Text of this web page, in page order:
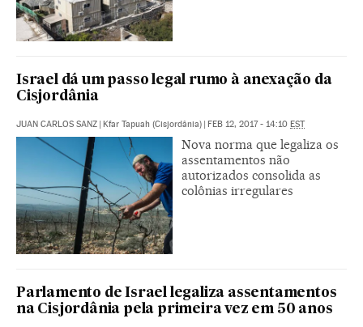
Israel dá um passo legal rumo à anexação da
Cisjordânia
JUAN CARLOS SANZ | Kfar Tapuah (Cisjordânia) | FEB 12, 2017 - 14:10 EST
Nova norma que legaliza os
assentamentos não
autorizados consolida as
colônias irregulares
Parlamento de Israel legaliza assentamentos
na Cisjordânia pela primeira vez em 50 anos